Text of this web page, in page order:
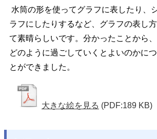
水筒の形を使ってグラフに表したり、
ラフにしたりするなど、グラフの表し
て素晴らしいです。分かったことから
どのように過ごしていくとよいのかに
とができました。
大きな絵を見る (PDF:189 KB)